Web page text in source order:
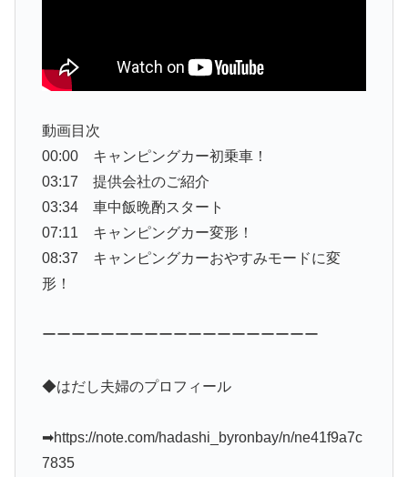
動画目次
00:00 キャンピングカー初乗車！
03:17 提供会社のご紹介
03:34 車中飯晩酌スタート
07:11 キャンピングカー変形！
08:37 キャンピングカーおやすみモードに変
形！
ーーーーーーーーーーーーーーーーーーー
◆はだし夫婦のプロフィール
➡︎https://note.com/hadashi_byronbay/n/ne41f9a7c
7835